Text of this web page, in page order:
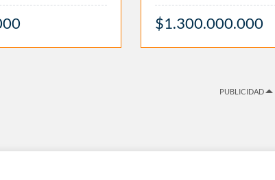
$1.300.000.000
PUBLICIDAD